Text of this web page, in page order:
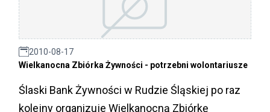
2010-08-17
Wielkanocna Zbiórka Żywności - potrzebni wolontariusze
Ślaski Bank Żywności w Rudzie Śląskiej po raz
kolejny organizuje Wielkanocną Zbiórkę